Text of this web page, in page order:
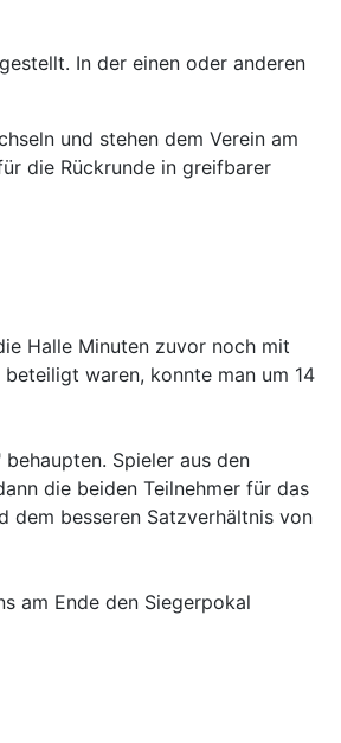
In der einen oder anderen
und stehen dem Verein am
die Rückrunde in greifbarer
Halle Minuten zuvor noch mit
waren, konnte man um 14
Spieler aus den
die beiden Teilnehmer für das
dem besseren Satzverhältnis von
am Ende den Siegerpokal